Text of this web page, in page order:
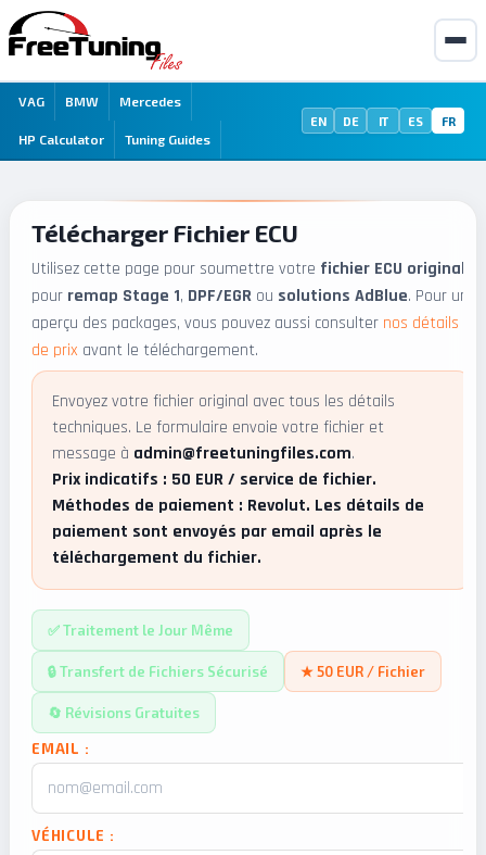
VAG BMW Mercedes
HP Calculator Tuning Guides
EN DE IT ES FR
Télécharger Fichier ECU
Utilisez cette page pour soumettre votre fichier ECU original
pour remap Stage 1, DPF/EGR ou solutions AdBlue. Pour un
aperçu des packages, vous pouvez aussi consulter nos détails
de prix avant le téléchargement.
Envoyez votre fichier original avec tous les détails
techniques. Le formulaire envoie votre fichier et
message à admin@freetuningfiles.com.
Prix indicatifs : 50 EUR / service de fichier.
Méthodes de paiement : Revolut. Les détails de
paiement sont envoyés par email après le
téléchargement du fichier.
✅ Traitement le Jour Même
🔒 Transfert de Fichiers Sécurisé ★ 50 EUR / Fichier
🔄 Révisions Gratuites
EMAIL :
VÉHICULE :